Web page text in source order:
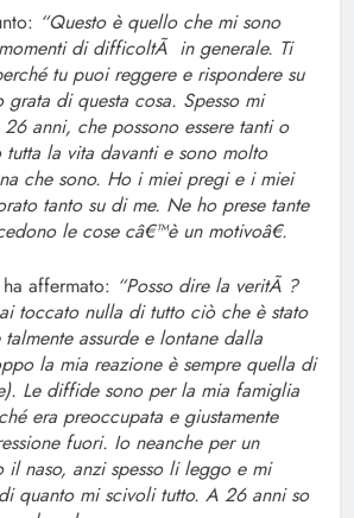
“Questo è quello che mi sono
di difficoltÃ in generale. Ti
tu puoi reggere e rispondere su
di questa cosa. Spesso mi
anni, che possono essere tanti o
la vita davanti e sono molto
che sono. Ho i miei pregi e i miei
tanto su di me. Ne ho prese tante
le cose câ€™è un motivoâ€.
ha affermato: “Posso dire la veritÃ ?
toccato nulla di tutto ciò che è stato
assurde e lontane dalla
la mia reazione è sempre quella di
Le diffide sono per la mia famiglia
era preoccupata e giustamente
fuori. Io neanche per un
il naso, anzi spesso li leggo e mi
quanto mi scivoli tutto. A 26 anni so